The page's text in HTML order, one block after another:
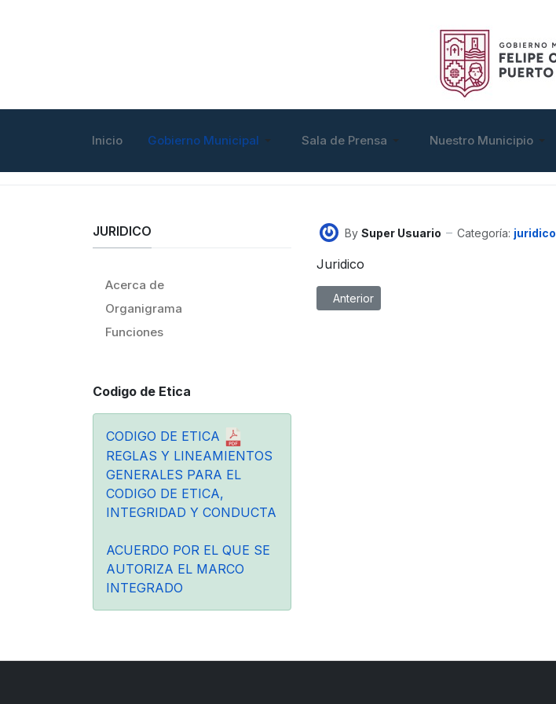
Inicio Gobierno Municipal Sala de Prensa Nuestro Municipio
By Super Usuario Categoría: juridico
Juridico
Artículo anterior: Organigrama
Anterior
JURIDICO
Acerca de
Organigrama
Funciones
Codigo de Etica
CODIGO DE ETICA
REGLAS Y LINEAMIENTOS
GENERALES PARA EL
CODIGO DE ETICA,
INTEGRIDAD Y CONDUCTA
ACUERDO POR EL QUE SE
AUTORIZA EL MARCO
INTEGRADO